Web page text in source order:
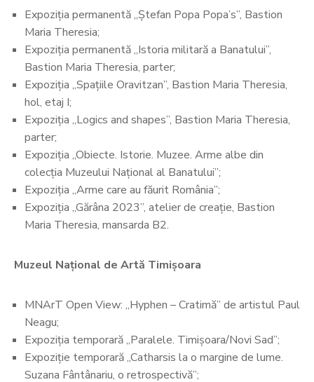
Expoziția permanentă „Ștefan Popa Popa’s”, Bastion
Maria Theresia;
Expoziția permanentă „Istoria militară a Banatului”,
Bastion Maria Theresia, parter;
Expoziția „Spațiile Oravitzan”, Bastion Maria Theresia,
hol, etaj I;
Expoziția „Logics and shapes”, Bastion Maria Theresia,
parter;
Expoziția „Obiecte. Istorie. Muzee. Arme albe din
colecția Muzeului Național al Banatului”;
Expoziția „Arme care au făurit România”;
Expoziția „Gărâna 2023”, atelier de creație, Bastion
Maria Theresia, mansarda B2.
Muzeul Național de Artă Timișoara
MNArT Open View: „Hyphen – Cratimă” de artistul Paul
Neagu;
Expoziția temporară „Paralele. Timișoara/Novi Sad”;
Expoziție temporară „Catharsis la o margine de lume.
Suzana Fântânariu, o retrospectivă”;